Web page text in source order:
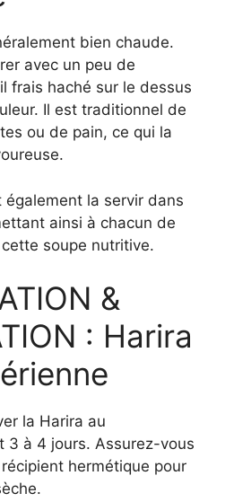
bien chaude.
avec un peu de
frais haché sur le dessus
Il est traditionnel de
ou de pain, ce qui la
également la servir dans
ainsi à chacun de
soupe nutritive.
&
: Harira
la Harira au
3 à 4 jours. Assurez-vous
hermétique pour